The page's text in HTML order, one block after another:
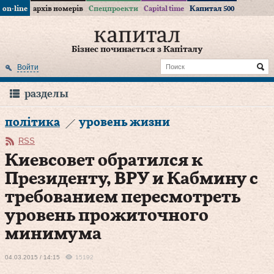
on-line архів номерів Спецпроекти Capital time Капитал 500
Бізнес починається з Капіталу
Войти
разделы
політика уровень жизни
RSS
Киевсовет обратился к
Президенту, ВРУ и Кабмину с
требованием пересмотреть
уровень прожиточного
минимума
04.03.2015 / 14:15 15192